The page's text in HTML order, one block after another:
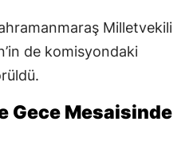
Milletvekili
de komisyondaki
Gece Mesaisinde